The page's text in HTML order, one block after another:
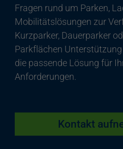
Fragen rund um Parken,
Mobilitätslösungen zur
Kurzparker, Dauerparker
Parkflächen
die passende Lösung für
Anforderungen.
Kontakt